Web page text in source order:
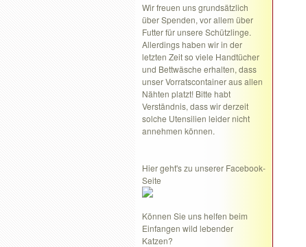
Wir freuen uns grundsätzlich
über Spenden, vor allem über
Futter für unsere Schützlinge.
Allerdings haben wir in der
letzten Zeit so viele Handtücher
und Bettwäsche erhalten, dass
unser Vorratscontainer aus allen
Nähten platzt! Bitte habt
Verständnis, dass wir derzeit
solche Utensilien leider nicht
annehmen können.
Hier geht's zu unserer Facebook-
Seite
Können Sie uns helfen beim
Einfangen wild lebender
Katzen?